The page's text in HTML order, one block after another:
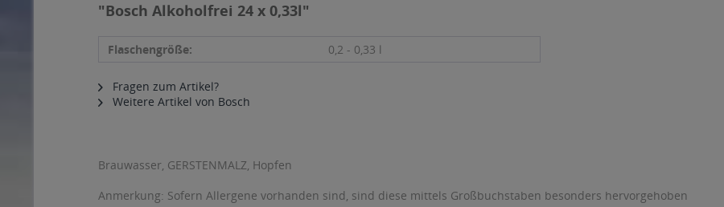
"Bosch Alkoholfrei 24 x 0,33l"
Flaschengröße: 0,2 - 0,33 l
Fragen zum Artikel?
Weitere Artikel von Bosch
Brauwasser, GERSTENMALZ, Hopfen
Anmerkung: Sofern Allergene vorhanden sind, sind diese mittels Großbuchstaben besonders hervorgehoben